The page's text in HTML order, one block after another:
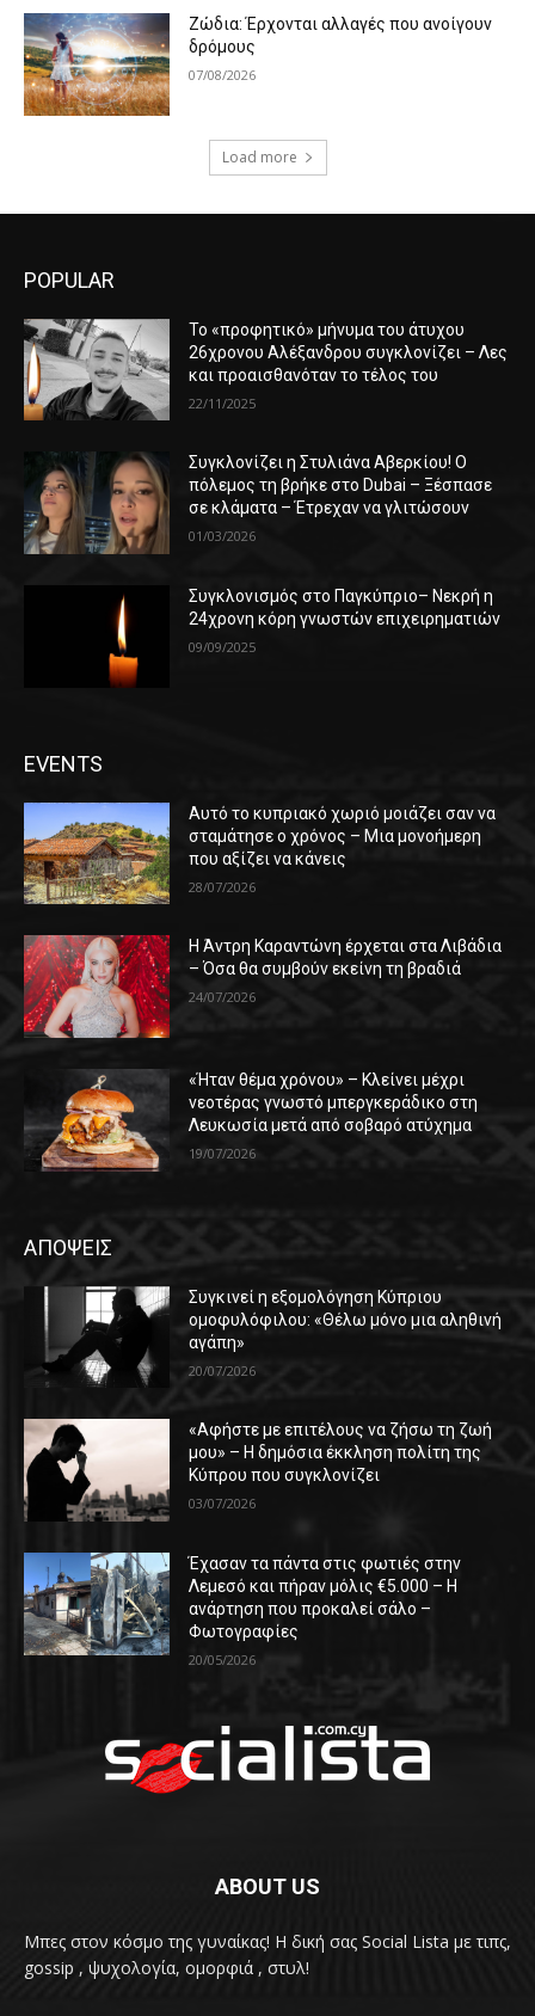
Ζώδια: Έρχονται αλλαγές που ανοίγουν
δρόμους
07/08/2026
Load more
POPULAR
Το «προφητικό» μήνυμα του άτυχου
26χρονου Αλέξανδρου συγκλονίζει – Λες
και προαισθανόταν το τέλος του
22/11/2025
Συγκλονίζει η Στυλιάνα Αβερκίου! Ο
πόλεμος τη βρήκε στο Dubai – Ξέσπασε
σε κλάματα – Έτρεχαν να γλιτώσουν
01/03/2026
Συγκλονισμός στο Παγκύπριο– Νεκρή η
24χρονη κόρη γνωστών επιχειρηματιών
09/09/2025
EVENTS
Αυτό το κυπριακό χωριό μοιάζει σαν να
σταμάτησε ο χρόνος – Μια μονοήμερη
που αξίζει να κάνεις
28/07/2026
Η Άντρη Καραντώνη έρχεται στα Λιβάδια
– Όσα θα συμβούν εκείνη τη βραδιά
24/07/2026
«Ήταν θέμα χρόνου» – Κλείνει μέχρι
νεοτέρας γνωστό μπεργκεράδικο στη
Λευκωσία μετά από σοβαρό ατύχημα
19/07/2026
ΑΠΟΨΕΙΣ
Συγκινεί η εξομολόγηση Κύπριου
ομοφυλόφιλου: «Θέλω μόνο μια αληθινή
αγάπη»
20/07/2026
«Αφήστε με επιτέλους να ζήσω τη ζωή
μου» – Η δημόσια έκκληση πολίτη της
Κύπρου που συγκλονίζει
03/07/2026
Έχασαν τα πάντα στις φωτιές στην
Λεμεσό και πήραν μόλις €5.000 – Η
ανάρτηση που προκαλεί σάλο –
Φωτογραφίες
20/05/2026
ABOUT US
Μπες στον κόσμο της γυναίκας! H δική σας Social Lista με τιπς,
gossip , ψυχολογία, ομορφιά , στυλ!